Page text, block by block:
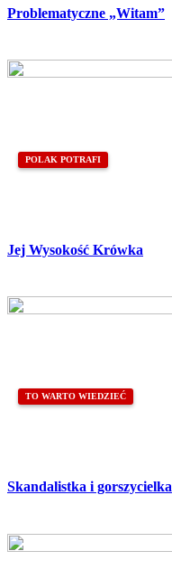
Problematyczne „Witam”
POLAK POTRAFI
Jej Wysokość Krówka
TO WARTO WIEDZIEĆ
Skandalistka i gorszycielka